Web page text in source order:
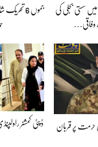
سستی بجلی کی
جموں 6
حرمت پر قربان
ڈپٹی کمشنر